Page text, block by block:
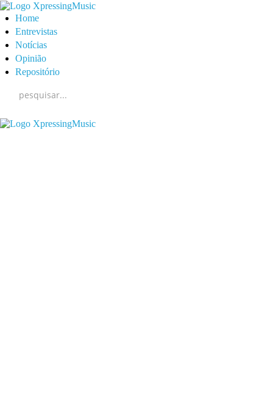
Home
Entrevistas
Notícias
Opinião
Repositório